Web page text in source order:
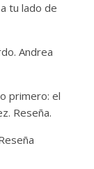
tu lado de
Andrea
primero: el
Reseña.